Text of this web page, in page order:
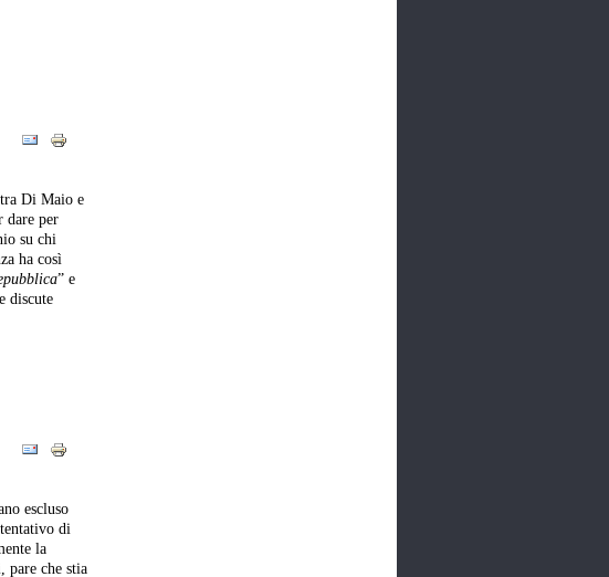
tra Di Maio e
dare per
su chi
ha così
” e
discute
escluso
di
la
pare che stia